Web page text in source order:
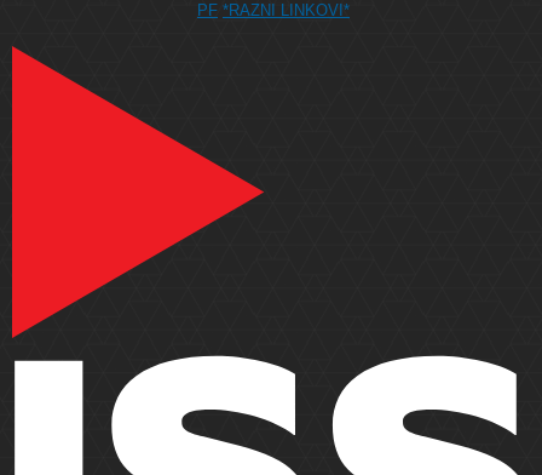
PF *RAZNI LINKOVI*